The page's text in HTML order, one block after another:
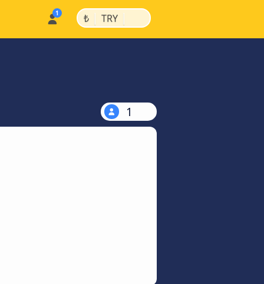
₺ | TRY |
1